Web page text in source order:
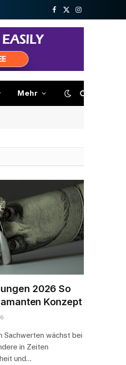
Facebook
X
Instagram
Mehr
2026 So
Konzept
Sachwerten wächst bei
in Zeiten
und…